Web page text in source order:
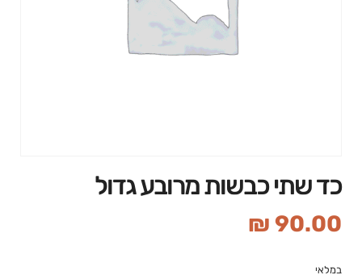
כד שתי כבשות מרובע גדול
₪ 90.00
במלאי